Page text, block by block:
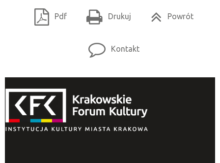
Pdf Drukuj Powrót
Kontakt